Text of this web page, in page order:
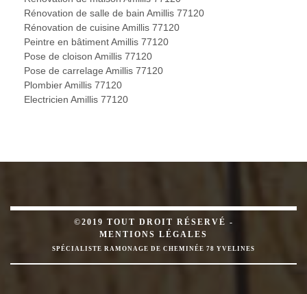
Rénovation de salle de bain Amillis 77120
Rénovation de cuisine Amillis 77120
Peintre en bâtiment Amillis 77120
Pose de cloison Amillis 77120
Pose de carrelage Amillis 77120
Plombier Amillis 77120
Electricien Amillis 77120
©2019 TOUT DROIT RÉSERVÉ -
MENTIONS LÉGALES
SPÉCIALISTE RAMONAGE DE CHEMINÉE 78 YVELINES